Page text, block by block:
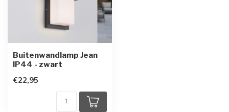
Buitenwandlamp Jean
IP44 - zwart
€22,95